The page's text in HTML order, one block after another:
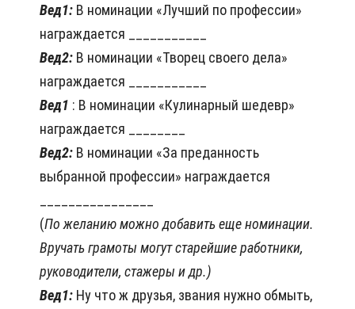
Вед1: В номинации «Лучший по профессии»
награждается ___________
Вед2: В номинации «Творец своего дела»
награждается ___________
Вед1 : В номинации «Кулинарный шедевр»
награждается ________
Вед2: В номинации «За преданность
выбранной профессии» награждается
(По желанию можно добавить еще номинации.
Вручать грамоты могут старейшие работники,
руководители, стажеры и др.)
Вед1: Ну что ж друзья, звания нужно обмыть,